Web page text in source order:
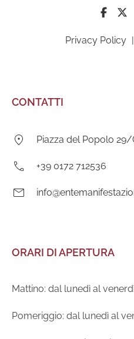
Privacy Policy
CONTATTI
Indirizzo:
Piazza del Popolo 29/
Telefono:
+39 0172 712536
E-
ORARI DI APERTURA
Mattino: dal lunedì al
Pomeriggio: dal lunedì al